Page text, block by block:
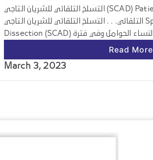
التسلخ التلقائي للشريان التاجي (SCAD) Patient Awareness > التسلخ
التلقائي. . . التسلخ التلقائي للشريان التاجي Spontaneous Coronary Artery
Read More
March 3, 2023